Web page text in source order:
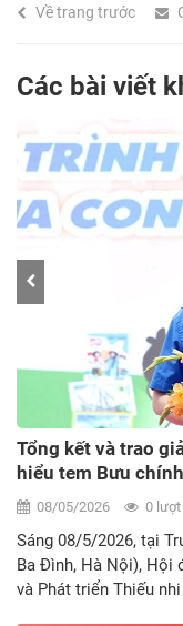
Về trang trước
Các bài viết
Tổng kết và trao
hiểu tem Bưu
Việt Nam và hành
tem bưu chính”
08/05/2026 0 lượt
Sáng 08/5/2026, tại
Ba Đình, Hà Nội), Hội
và Phát triển Thiếu